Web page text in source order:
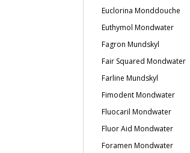
Euclorina Monddouche
Euthymol Mondwater
Fagron Mundskyl
Fair Squared Mondwater
Farline Mundskyl
Fimodent Mondwater
Fluocaril Mondwater
Fluor Aid Mondwater
Foramen Mondwater